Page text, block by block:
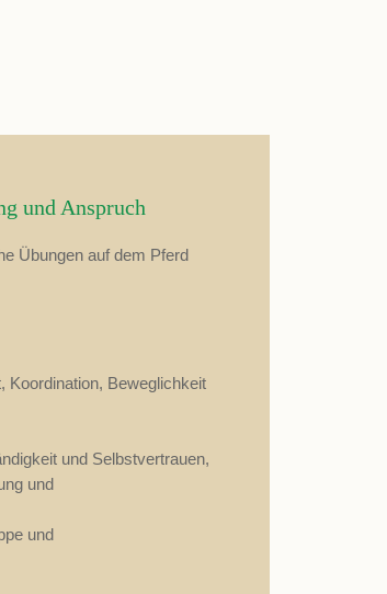
und Anspruch
Übungen auf dem Pferd
Koordination, Beweglichkeit
und Selbstvertrauen,
und
und